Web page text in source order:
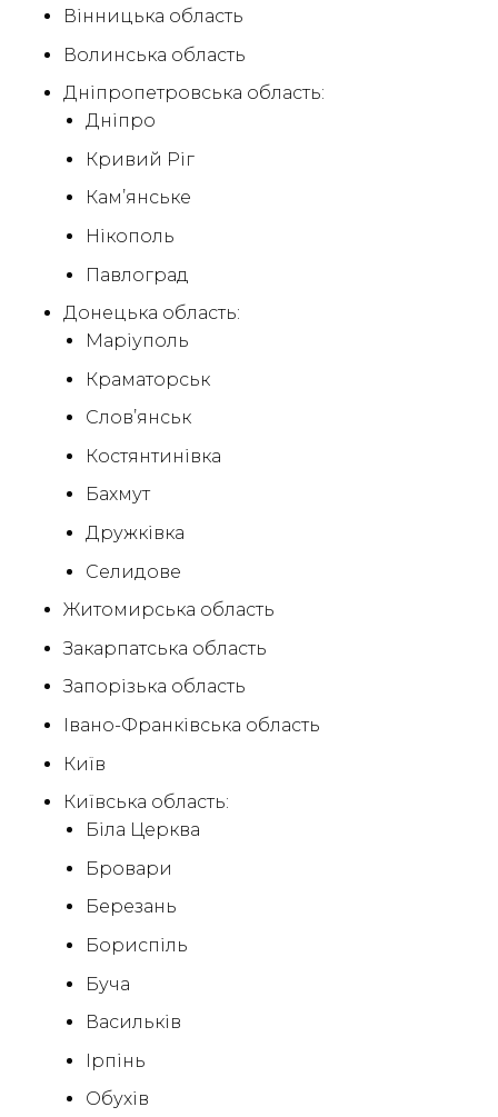
Вінницька область
Волинська область
Дніпропетровська область:
Дніпро
Кривий Ріг
Кам’янське
Нікополь
Павлоград
Донецька область:
Маріуполь
Краматорськ
Слов’янськ
Костянтинівка
Бахмут
Дружківка
Селидове
Житомирська область
Закарпатська область
Запорізька область
Івано-Франківська область
Київ
Київська область:
Біла Церква
Бровари
Березань
Бориспіль
Буча
Васильків
Ірпінь
Обухів